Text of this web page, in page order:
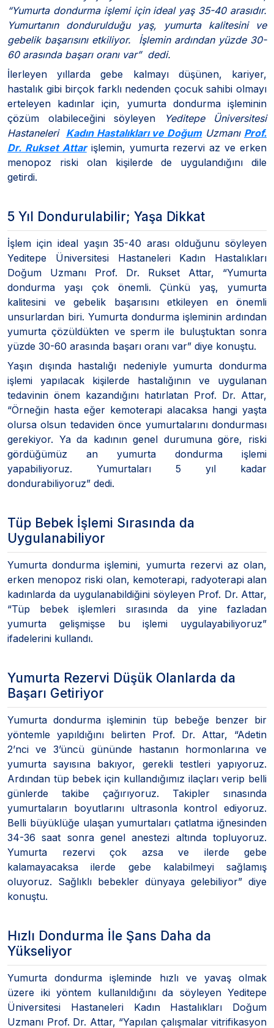
“Yumurta dondurma işlemi için ideal yaş 35-40 arasıdır.
Yumurtanın dondurulduğu yaş, yumurta kalitesini ve
gebelik başarısını etkiliyor. İşlemin ardından yüzde 30-
60 arasında başarı oranı var” dedi.
İlerleyen yıllarda gebe kalmayı düşünen, kariyer,
hastalık gibi birçok farklı nedenden çocuk sahibi olmayı
erteleyen kadınlar için, yumurta dondurma işleminin
çözüm olabileceğini söyleyen
Yeditepe Üniversitesi
Hastaneleri Kadın Hastalıkları ve DoğumUzmanı Prof.
Dr. Rukset Attarişlemin, yumurta rezervi az ve erken
menopoz riski olan kişilerde de uygulandığını dile
getirdi.
5 Yıl Dondurulabilir; Yaşa Dikkat
İşlem için ideal yaşın 35-40 arası olduğunu söyleyen
Yeditepe Üniversitesi Hastaneleri Kadın Hastalıkları
Doğum Uzmanı Prof. Dr. Rukset Attar, “Yumurta
dondurma yaşı çok önemli. Çünkü yaş, yumurta
kalitesini ve gebelik başarısını etkileyen en önemli
unsurlardan biri. Yumurta dondurma işleminin ardından
yumurta çözüldükten ve sperm ile buluştuktan sonra
yüzde 30-60 arasında başarı oranı var” diye konuştu.
Yaşın dışında hastalığı nedeniyle yumurta dondurma
işlemi yapılacak kişilerde hastalığının ve uygulanan
tedavinin önem kazandığını hatırlatan Prof. Dr. Attar,
“Örneğin hasta eğer kemoterapi alacaksa hangi yaşta
olursa olsun tedaviden önce yumurtalarını dondurması
gerekiyor. Ya da kadının genel durumuna göre, riski
gördüğümüz an yumurta dondurma işlemi
yapabiliyoruz. Yumurtaları 5 yıl kadar
dondurabiliyoruz” dedi.
Tüp Bebek İşlemi Sırasında da
Uygulanabiliyor
Yumurta dondurma işlemini, yumurta rezervi az olan,
erken menopoz riski olan, kemoterapi, radyoterapi alan
kadınlarda da uygulanabildiğini söyleyen Prof. Dr. Attar,
“Tüp bebek işlemleri sırasında da yine fazladan
yumurta gelişmişse bu işlemi uygulayabiliyoruz”
ifadelerini kullandı.
Yumurta Rezervi Düşük Olanlarda da
Başarı Getiriyor
Yumurta dondurma işleminin tüp bebeğe benzer bir
yöntemle yapıldığını belirten Prof. Dr. Attar, “Adetin
2’nci ve 3’üncü gününde hastanın hormonlarına ve
yumurta sayısına bakıyor, gerekli testleri yapıyoruz.
Ardından tüp bebek için kullandığımız ilaçları verip belli
günlerde takibe çağırıyoruz. Takipler sınasında
yumurtaların boyutlarını ultrasonla kontrol ediyoruz.
Belli büyüklüğe ulaşan yumurtaları çatlatma iğnesinden
34-36 saat sonra genel anestezi altında topluyoruz.
Yumurta rezervi çok azsa ve ilerde gebe
kalamayacaksa ilerde gebe kalabilmeyi sağlamış
oluyoruz. Sağlıklı bebekler dünyaya gelebiliyor” diye
konuştu.
Hızlı Dondurma İle Şans Daha da
Yükseliyor
Yumurta dondurma işleminde hızlı ve yavaş olmak
üzere iki yöntem kullanıldığını da söyleyen Yeditepe
Üniversitesi Hastaneleri Kadın Hastalıkları Doğum
Uzmanı Prof. Dr. Attar, “Yapılan çalışmalar vitrifikasyon